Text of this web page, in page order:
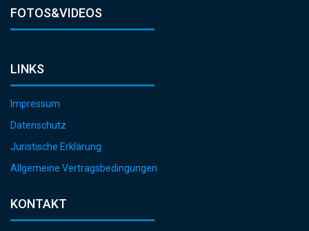
FOTOS&VIDEOS
LINKS
Impressum
Datenschutz
Juristische Erklärung
Allgemeine Vertragsbedingungen
KONTAKT